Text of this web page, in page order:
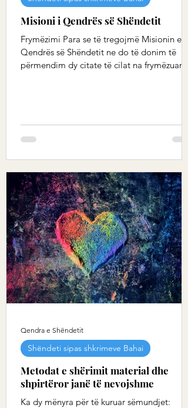
Misioni i Qendrës së Shëndetit
Frymëzimi Para se të tregojmë Misionin e
Qendrës së Shëndetit ne do të donim të
përmendim dy citate të cilat na frymëzuan të
Metodat e shërimit material dhe
shpirtëror janë të nevojshme
Ka dy mënyra për të kuruar sëmundjet:
Shëndeti sipas shkrimeve Bahai
Qendra e Shëndetit